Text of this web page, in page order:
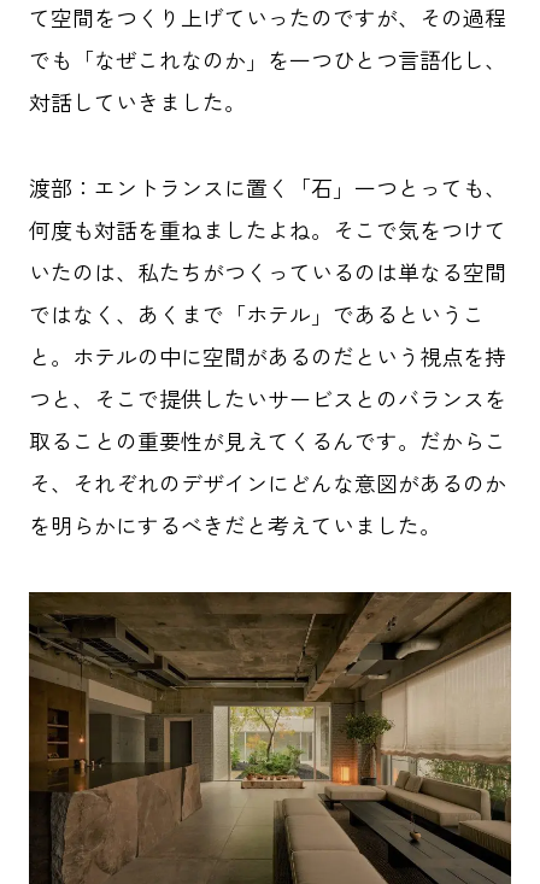
て空間をつくり上げていったのですが、その過程
でも「なぜこれなのか」を一つひとつ言語化し、
対話していきました。
渡部 ：エントランスに置く「石」一つとっても、
何度も対話を重ねましたよね。そこで気をつけて
いたのは、私たちがつくっているのは単なる空間
ではなく、あくまで「ホテル」であるというこ
と。ホテルの中に空間があるのだという視点を持
つと、そこで提供したいサービスとのバランスを
取ることの重要性が見えてくるんです。だからこ
そ、それぞれのデザインにどんな意図があるのか
を明らかにするべきだと考えていました。